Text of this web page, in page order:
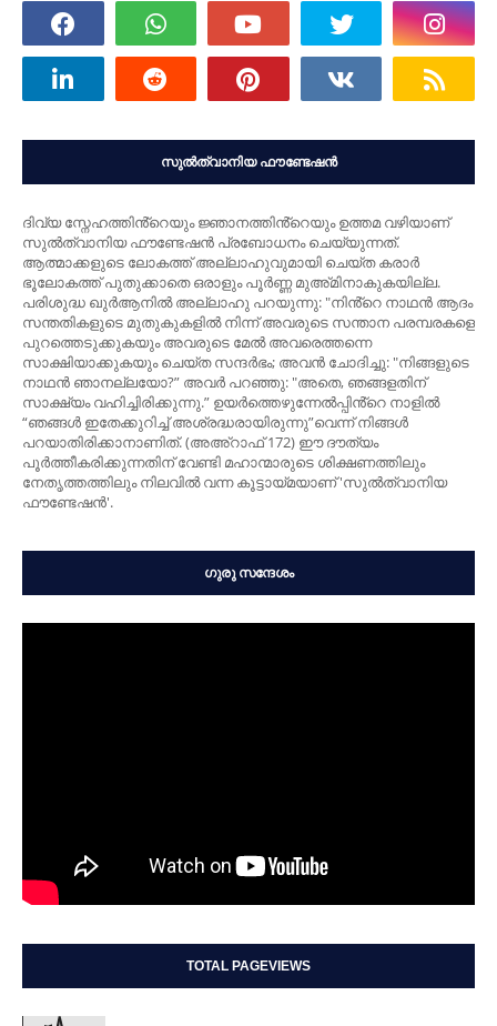
സുൽത്വാനിയ ഫൗണ്ടേഷൻ
ദിവ്യ സ്നേഹത്തിൻ്റെയും ജ്ഞാനത്തിൻ്റെയും ഉത്തമ വഴിയാണ്
സുൽത്വാനിയ ഫൗണ്ടേഷൻ പ്രബോധനം ചെയ്യുന്നത്.
ആത്മാക്കളുടെ ലോകത്ത് അല്ലാഹുവുമായി ചെയ്ത കരാർ
ഭൂലോകത്ത് പുതുക്കാതെ ഒരാളും പൂർണ്ണ മുഅ്മിനാകുകയില്ല.
പരിശുദ്ധ ഖുർആനിൽ അല്ലാഹു പറയുന്നു: "നിൻ്റെ നാഥന്‍ ആദം
സന്തതികളുടെ മുതുകുകളില്‍ നിന്ന് അവരുടെ സന്താന പരമ്പരകളെ
പുറത്തെടുക്കുകയും അവരുടെ മേല്‍ അവരെത്തന്നെ
സാക്ഷിയാക്കുകയും ചെയ്ത സന്ദര്‍ഭം; അവന്‍ ചോദിച്ചു: "നിങ്ങളുടെ
നാഥന്‍ ഞാനല്ലയോ?” അവര്‍ പറഞ്ഞു: "അതെ, ഞങ്ങളതിന്
സാക്ഷ്യം വഹിച്ചിരിക്കുന്നു.” ഉയർത്തെഴുന്നേല്‍പ്പിൻ്റെ നാളിൽ
“ഞങ്ങള്‍ ഇതേക്കുറിച്ച് അശ്രദ്ധരായിരുന്നു”വെന്ന് നിങ്ങള്‍
പറയാതിരിക്കാനാണിത്. (അഅ്റാഫ് 172) ഈ ദൗത്യം
പൂർത്തീകരിക്കുന്നതിന് വേണ്ടി മഹാന്മാരുടെ ശിക്ഷണത്തിലും
നേതൃത്തത്തിലും നിലവിൽ വന്ന കൂട്ടായ്മയാണ് 'സുൽത്വാനിയ
ഫൗണ്ടേഷൻ'.
ഗുരു സന്ദേശം
TOTAL PAGEVIEWS